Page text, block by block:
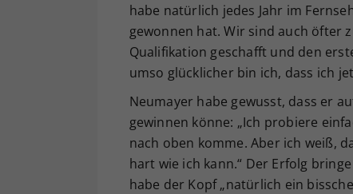
habe natürlich jedes Jahr im
gewonnen hat. Wir sind auch öfter
Qualifikation geschafft und den
umso glücklicher bin ich, dass ich
Neumayer habe gewusst, dass er
gewinnen könne: „Ich probiere
nach oben komme. Aber ich weiß,
hart wie ich kann.“ Der Erfolg
habe der Kopf „natürlich ein